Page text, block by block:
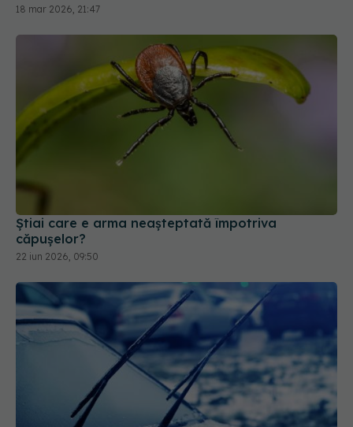
18 mar 2026, 21:47
Știai care e arma neașteptată împotriva
căpușelor?
22 iun 2026, 09:50